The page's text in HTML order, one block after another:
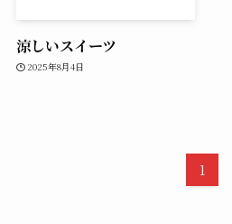
涼しいスイーツ
2025年8月4日
1